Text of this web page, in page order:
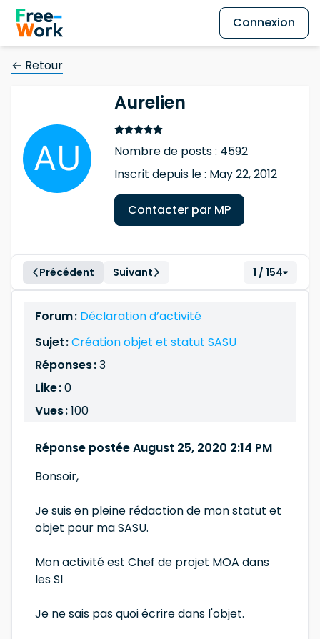
Connexion
← Retour
Aurelien
Nombre de posts : 4592
Inscrit depuis le : May 22, 2012
Contacter par MP
Précédent Suivant 1 / 154
Forum : Déclaration d’activité
Sujet :Création objet et statut SASU
Réponses :3
Like :0
Vues :100
Réponse postée August 25, 2020 2:14 PM
Bonsoir,
Je suis en pleine rédaction de mon statut et
objet pour ma SASU.
Mon activité est Chef de projet MOA dans
les SI
Je ne sais pas quoi écrire dans l'objet.